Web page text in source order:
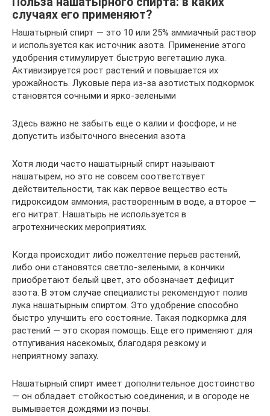
случаях его применяют?
Нашатырный спирт — это 10 или 25% аммиачный раствор
и используется как источник азота. Применение этого
удобрения стимулирует быструю вегетацию лука.
Активизируется рост растений и повышается их
урожайность. Луковые пера из-за азотистых подкормок
становятся сочными и ярко-зелеными
Здесь важно не забыть еще о калии и фосфоре, и не
допустить избыточного внесения азота
Хотя люди часто нашатырный спирт называют
нашатырем, но это не совсем соответствует
действительности, так как первое вещество есть
гидроксидом аммония, растворенным в воде, а второе —
его нитрат. Нашатырь не используется в
агротехнических мероприятиях.
Когда происходит либо пожелтение перьев растений,
либо они становятся светло-зелеными, а кончики
приобретают белый цвет, это обозначает дефицит
азота. В этом случае специалисты рекомендуют полив
лука нашатырным спиртом. Это удобрение способно
быстро улучшить его состояние. Такая подкормка для
растений — это скорая помощь. Еще его применяют для
отпугивания насекомых, благодаря резкому и
неприятному запаху.
Нашатырный спирт имеет дополнительное достоинство
— он обладает стойкостью соединения, и в огороде не
вымывается дождями из почвы.